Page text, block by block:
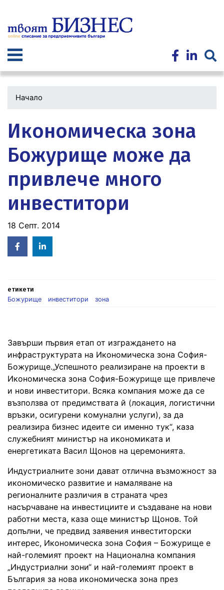
към
основното
Начало
Икономическа зона
Божурище може да
привлече много
инвеститори
18 Септ. 2014
Facebook
in
етикети
Божурище
инвеститори зона
Завърши първия етап от изграждането на
инфраструктурата на Икономическа зона София-
Божурище.„Успешното реализиране на проекти в
Икономическа зона София-Божурище ще привлече
и нови инвеститори. Всяка компания може да се
възползва от предимствата й (локация, логистични
връзки, осигурени комунални услуги), за да
реализира бизнес идеите си именно тук“, каза
служебният министър на икономиката и
енергетиката Васил Щонов на церемонията.
Индустриалните зони дават отлична възможност за
икономическо развитие и намаляване на
регионалните различия в страната чрез
насърчаване на инвестициите и създаване на нови
работни места, каза още министър Щонов. Той
допълни, че предвид заявения инвеститорски
интерес, Икономическа зона София – Божурище е
най-големият проект на Национална компания
„Индустриални зони“ и най-големият проект в
България за нова икономическа зона през